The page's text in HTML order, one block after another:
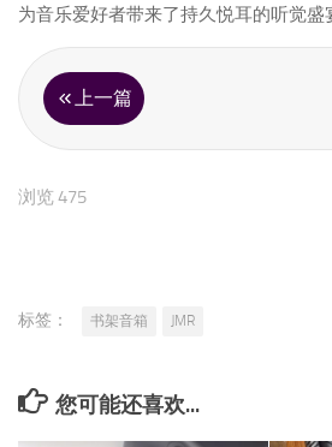
为音乐爱好者带来了持久悦耳的听觉盛
上一篇
浏览 475
标签： 书架音箱 JMR
您可能还喜欢...